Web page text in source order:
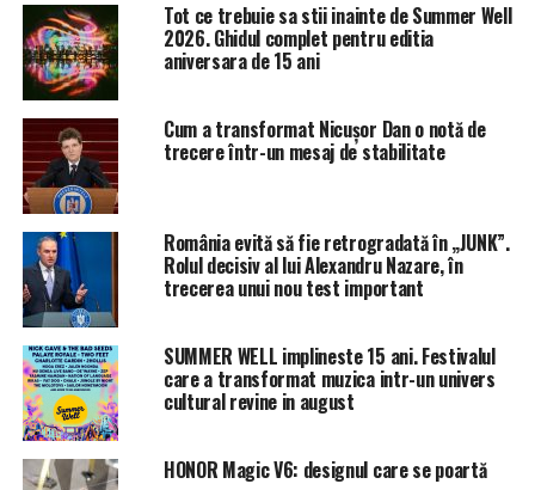
ARTICOLE PE ACEIASI TEMA: PRIMA
URMATORUL
Atenție! Trebuie să vă gândiți de două ori înainte să
accesați programul Prima Casă. Care este motivul
NU RATATI
Comuna din România în care oamenii nu divorțează!
Motivul este halucinant
Tot ce trebuie sa stii inainte de Summer Well
2026. Ghidul complet pentru editia
aniversara de 15 ani
Cum a transformat Nicușor Dan o notă de
trecere într-un mesaj de stabilitate
România evită să fie retrogradată în „JUNK”.
Rolul decisiv al lui Alexandru Nazare, în
trecerea unui nou test important
SUMMER WELL implineste 15 ani. Festivalul
care a transformat muzica intr-un univers
cultural revine in august
HONOR Magic V6: designul care se poartă